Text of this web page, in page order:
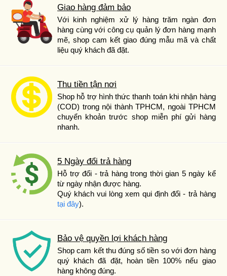
Giao hàng đảm bảo
Với kinh nghiệm xử lý hàng trăm ngàn đơn
hàng cùng với công cụ quản lý đơn hàng mạnh
mẽ, shop cam kết giao đúng mẫu mã và chất
liệu quý khách đã đặt.
Thu tiền tận nơi
Shop hỗ trợ hình thức thanh toán khi nhận hàng
(COD) trong nội thành TPHCM, ngoài TPHCM
chuyển khoản trước shop miễn phí gửi hàng
nhanh.
5 Ngày đổi trả hàng
Hỗ trợ đổi - trả hàng trong thời gian 5 ngày kể
từ ngày nhận được hàng.
Quý khách vui lòng xem qui định đổi - trả hàng
tại đây).
Bảo vệ quyền lợi khách hàng
Shop cam kết thu đúng số tiền so với đơn hàng
quý khách đã đặt, hoàn tiền 100% nếu giao
hàng không đúng.